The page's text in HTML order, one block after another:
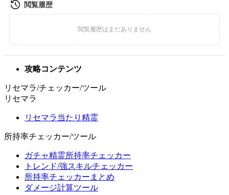
攻略コンテンツ
リセマラ/チェッカー/ツール
リセマラ
リセマラ当たり精霊
所持率チェッカー/ツール
ガチャ精霊所持率チェッカー
トレンド/強スキルチェッカー
所持率チェッカーまとめ
ダメージ計算ツール